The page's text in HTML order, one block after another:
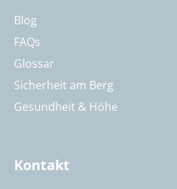
Blog
FAQs
Glossar
Sicherheit am Berg
Gesundheit & Höhe
Kontakt